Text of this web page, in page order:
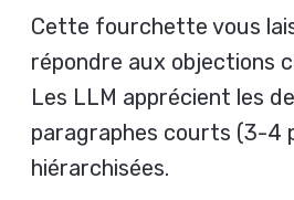
Cette fourchette vous
répondre aux objections
Les LLM apprécient les
paragraphes courts (3-4
hiérarchisées.